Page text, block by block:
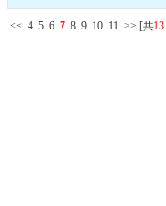
<< 4 5 6 7 8 9 10 11 >> [共13